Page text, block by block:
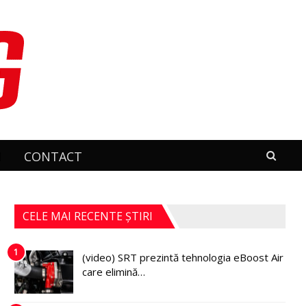
CONTACT
CELE MAI RECENTE ȘTIRI
1
(video) SRT prezintă tehnologia eBoost Air
care elimină…